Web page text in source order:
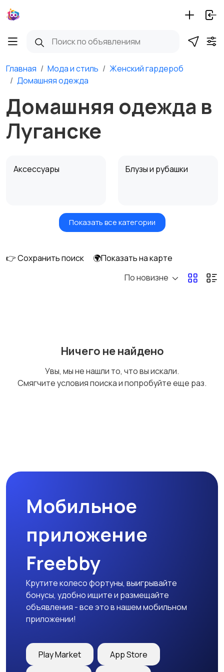
Главная Мода и стиль
Женский гардероб
Домашняя одежда
Домашняя одежда в
Луганске
Аксессуары Блузы и рубашки
Будущим мамам Верхняя одежда
Домашняя одежда
Трикотаж Спортивная одежда
Футболки и топы
одежда
Показать все категории
👉 Сохранить поиск
🌍Показать на карте
По новизне
Ничего не найдено
Увы, мы не нашли то, что вы искали.
Смягчите условия поиска и попробуйте еще раз.
Мобильное
приложение
Freebby
Крутите колесо фортуны, выигрывайте
бонусы, удобно ищите и размещайте
объявления - все это в нашем мобильном
приложении!
Play Market App Store